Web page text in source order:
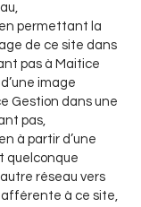
permettant la
de ce site dans
pas à Maitice
image
Gestion dans une
pas,
à partir d’une
quelconque
réseau vers
à ce site,